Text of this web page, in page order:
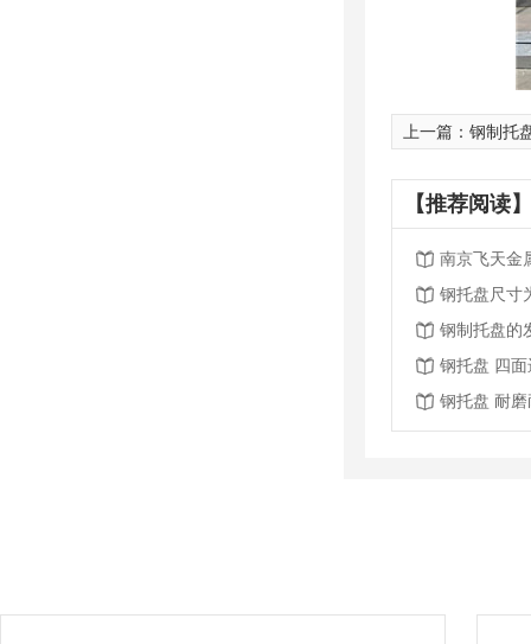
上一篇： 钢制托
【推荐阅读
南京飞天金
钢托盘尺寸
钢制托盘的
钢托盘 四
钢托盘 耐